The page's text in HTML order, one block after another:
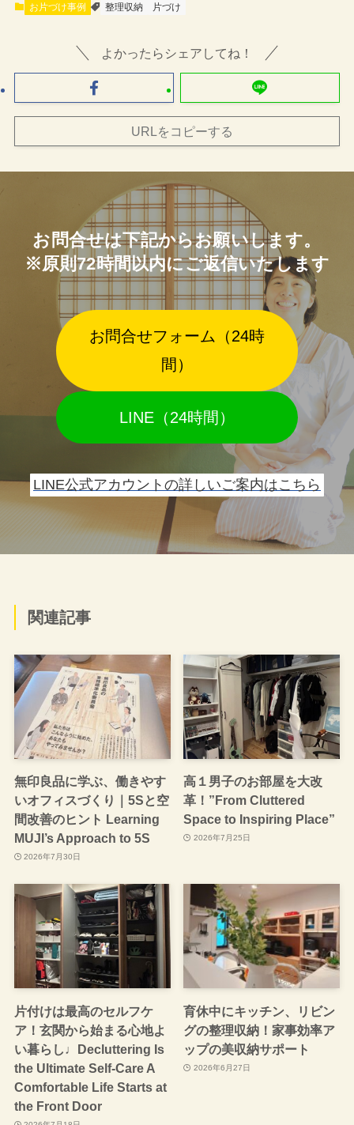
お片づけ事例 整理収納 片づけ
よかったらシェアしてね！
URLをコピーする
お問合せは下記からお願いします。
※原則72時間以内にご返信いたします
お問合せフォーム（24時
間）
LINE（24時間）
LINE公式アカウントの詳しいご案内はこちら
関連記事
無印良品に学ぶ、働きやす
いオフィスづくり｜5Sと空
間改善のヒント Learning
MUJI’s Approach to 5S
2026年7月30日
高１男子のお部屋を大改
革！”From Cluttered
Space to Inspiring Place”
2026年7月25日
片付けは最高のセルフケ
ア！玄関から始まる心地よ
い暮らし♩Decluttering Is
the Ultimate Self-Care A
Comfortable Life Starts at
the Front Door
育休中にキッチン、リビン
グの整理収納！家事効率ア
ップの美収納サポート
2026年6月27日